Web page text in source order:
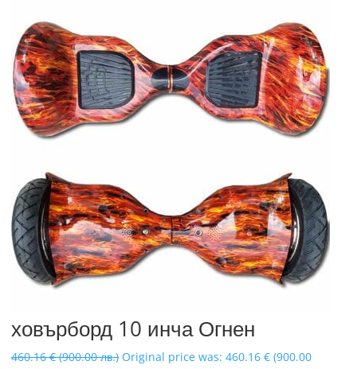
ховърборд 10 инча Огнен
460.16€ (900.00 лв.) Original price was: 460.16 € (900.00